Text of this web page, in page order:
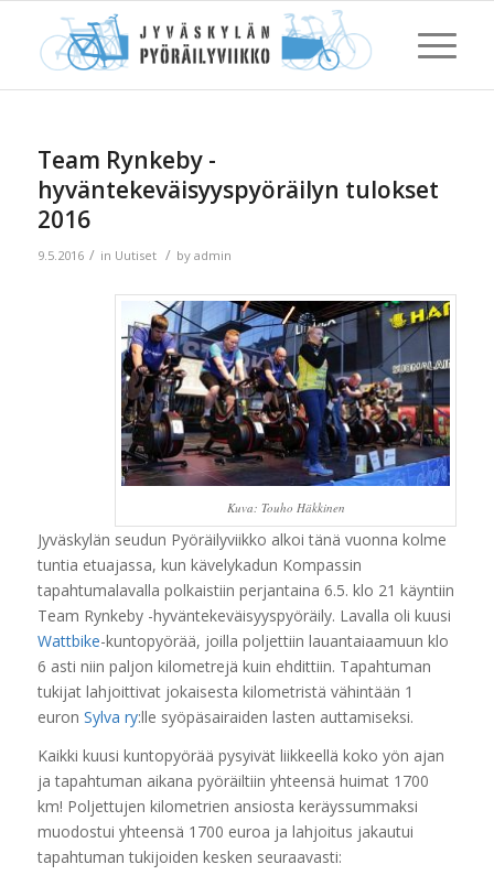
Team Rynkeby -
hyväntekeväisyyspyöräilyn tulokset
2016
9.5.2016 / in Uutiset / by admin
Kuva: Touho Häkkinen
Jyväskylän seudun Pyöräilyviikko alkoi tänä vuonna kolme
tuntia etuajassa, kun kävelykadun Kompassin
tapahtumalavalla polkaistiin perjantaina 6.5. klo 21 käyntiin
Team Rynkeby -hyväntekeväisyyspyöräily. Lavalla oli kuusi
Wattbike-kuntopyörää, joilla poljettiin lauantaiaamuun klo
6 asti niin paljon kilometrejä kuin ehdittiin. Tapahtuman
tukijat lahjoittivat jokaisesta kilometristä vähintään 1
euron Sylva ry:lle syöpäsairaiden lasten auttamiseksi.
Kaikki kuusi kuntopyörää pysyivät liikkeellä koko yön ajan
ja tapahtuman aikana pyöräiltiin yhteensä huimat 1700
km! Poljettujen kilometrien ansiosta keräyssummaksi
muodostui yhteensä 1700 euroa ja lahjoitus jakautui
tapahtuman tukijoiden kesken seuraavasti: